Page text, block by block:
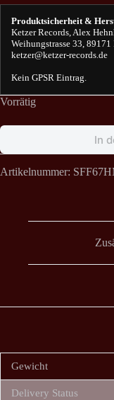
Produktsicherheit &
Ketzer Records, Alex
Weihungstrasse 33,
ketzer@ketzer-records.de
Kein GPSR Eintrag.
Vorrätig
In
Artikelnummer:
Gewicht
Delivery Status